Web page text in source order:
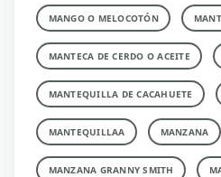
MANGO O MELOCOTÓN
MANTECA DE CERDO O ACEITE
MANTEQUILLA DE CACAHUETE
MANTEQUILLAA MANZANA
MANZANA GRANNY SMITH